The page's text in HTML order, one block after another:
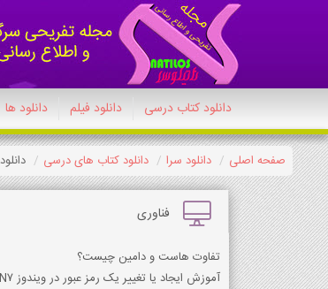
دانلود کتاب درسی دانلود فیلم دانلود ها
صفحه اصلی دانلود سرا دانلود کتاب های درسی دانلود PDF کتاب مدیریت خانواده و سبک زندگی (پسران) دوازدهم معارف
فناوری
تفاوت هاست و دامین چیست؟
آموزش ایجاد یا تغییر یک رمز عبور در ویندوز XP WIN7 و WIN 10 راهنمای کامل تغییر رمز عب